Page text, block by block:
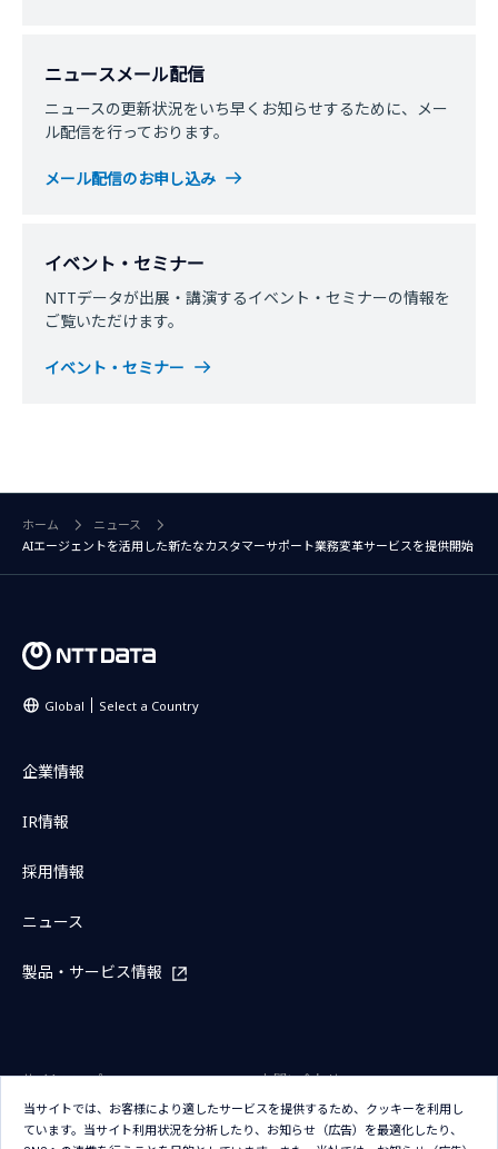
ニュースメール配信
ニュースの更新状況をいち早くお知らせするために、メー
ル配信を行っております。
メール配信のお申し込み
イベント・セミナー
NTTデータが出展・講演するイベント・セミナーの情報を
ご覧いただけます。
イベント・セミナー
ホーム
ニュース
AIエージェントを活用した新たなカスタマーサポート業務変革サービスを提供開始
Global Select a Country
企業情報
IR情報
採用情報
ニュース
製品・サービス情報
サイトマップ
お問い合わせ
サイトのご利用条件
プライバシーポリシー
当サイトでは、お客様により適したサービスを提供するため、クッキーを利用し
ています。当サイト利用状況を分析したり、お知らせ（広告）を最適化したり、